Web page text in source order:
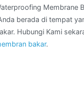
Membrane
berada di tempat
Hubungi Kami
bakar.